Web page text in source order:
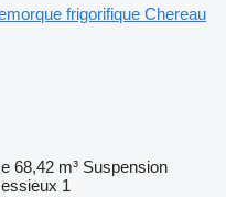
frigorifique Chereau
68,42 m³ Suspension
1